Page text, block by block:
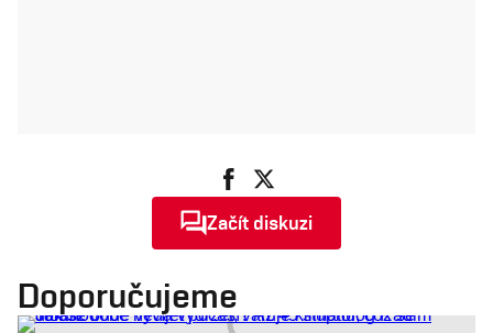
Začít diskuzi
Doporučujeme